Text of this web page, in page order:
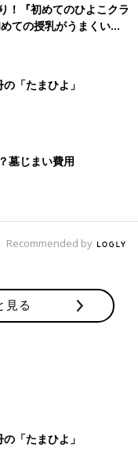
！『初めてのひよこクラ
ての授乳がうまくい
と夏のトラブル 解決テ
「たまひよ」
墓じまい費用
Recommended by
見る
「たまひよ」